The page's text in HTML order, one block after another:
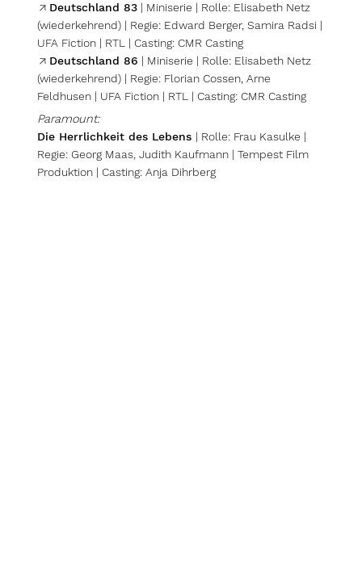
Deutschland 83| Miniserie | Rolle: Elisabeth Netz
(wiederkehrend) | Regie: Edward Berger, Samira Radsi |
UFA Fiction | RTL | Casting: CMR Casting
Deutschland 86 | Miniserie | Rolle: Elisabeth Netz
(wiederkehrend) | Regie: Florian Cossen, Arne
Feldhusen | UFA Fiction | RTL | Casting: CMR Casting
Paramount:
Die Herrlichkeit des Lebens | Rolle: Frau Kasulke |
Regie: Georg Maas, Judith Kaufmann | Tempest Film
Produktion | Casting: Anja Dihrberg